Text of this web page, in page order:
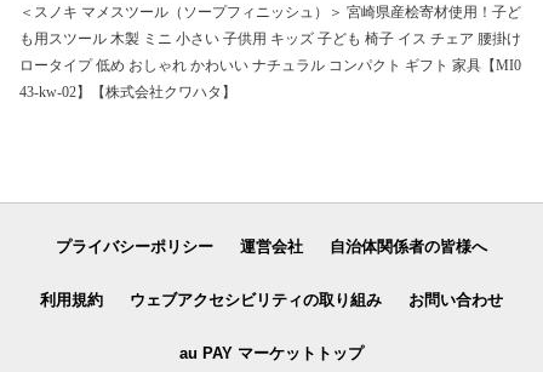
＜スノキ マメスツール（ソープフィニッシュ）＞ 宮崎県産桧寄材使用！子ど
も用スツール 木製 ミニ 小さい 子供用 キッズ 子ども 椅子 イス チェア 腰掛け
ロータイプ 低め おしゃれ かわいい ナチュラル コンパクト ギフト 家具【MI0
43-kw-02】【株式会社クワハタ】
プライバシーポリシー 運営会社 自治体関係者の皆様へ
利用規約 ウェブアクセシビリティの取り組み お問い合わせ
au PAY マーケットトップ